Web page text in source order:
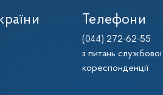
Телефони
(044) 272-62-55
з питань службової
кореспонденції